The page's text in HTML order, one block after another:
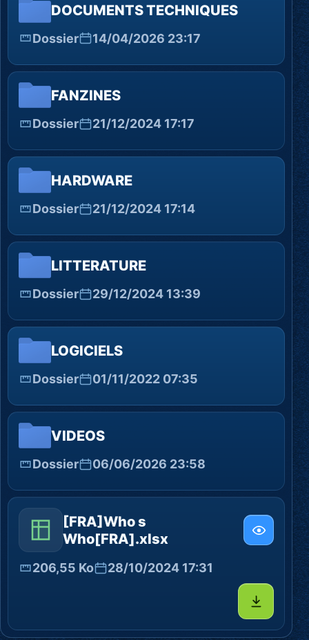
DOCUMENTS TECHNIQUES
Dossier 14/04/2026 23:17
FANZINES
Dossier 21/12/2024 17:17
HARDWARE
Dossier 21/12/2024 17:14
LITTERATURE
Dossier 29/12/2024 13:39
LOGICIELS
Dossier 01/11/2022 07:35
VIDEOS
Dossier 06/06/2026 23:58
[FRA]Who s
Who[FRA].xlsx
206,55 Ko 28/10/2024 17:31